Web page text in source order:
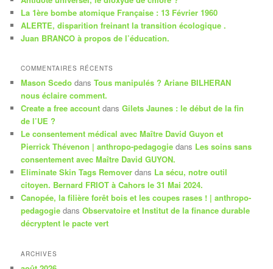
h
e
La 1ère bombe atomique Française : 13 Février 1960
ALERTE, disparition freinant la transition écologique .
Juan BRANCO à propos de l’éducation.
COMMENTAIRES RÉCENTS
Mason Scedo dansTous manipulés ? Ariane BILHERAN
nous éclaire comment.
Create a free account dansGilets Jaunes : le début de la fin
de l’UE ?
Le consentement médical avec Maître David Guyon et
Pierrick Thévenon | anthropo-pedagogie dans Les soins sans
consentement avec Maître David GUYON.
Eliminate Skin Tags Remover dans La sécu, notre outil
citoyen. Bernard FRIOT à Cahors le 31 Mai 2024.
Canopée, la filière forêt bois et les coupes rases ! | anthropo-
pedagogie dansObservatoire et Institut de la finance durable
décryptent le pacte vert
ARCHIVES